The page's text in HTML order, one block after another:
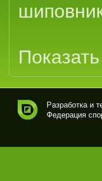
вно
Разработка и
Федерация